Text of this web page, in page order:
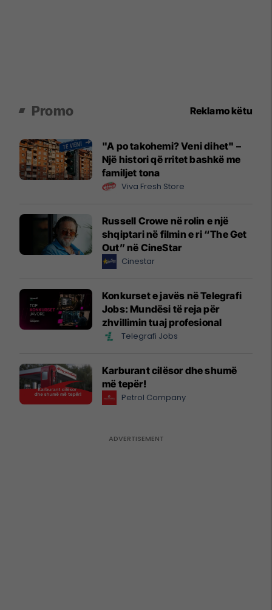
Promo Reklamo këtu
"A po takohemi? Veni dihet" –
Një histori që rritet bashkë me
familjet tona
Viva Fresh Store
Russell Crowe në rolin e një
shqiptari në filmin e ri “The Get
Out” në CineStar
Cinestar
Konkurset e javës në Telegrafi
Jobs: Mundësi të reja për
zhvillimin tuaj profesional
Telegrafi Jobs
Karburant cilësor dhe shumë
më tepër!
Petrol Company